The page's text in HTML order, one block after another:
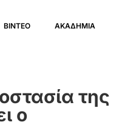
ΒΙΝΤΕΟ ΑΚΑΔΗΜΙΑ
της
ο